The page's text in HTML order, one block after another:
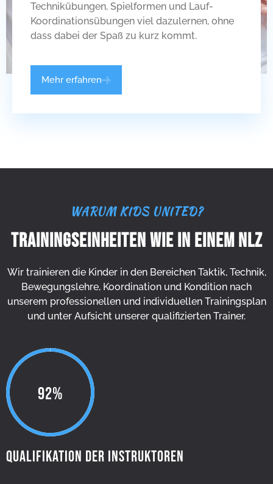
Technikübungen, Spielformen und Lauf-
Koordinationsübungen viel dazulernen, ohne
dass dabei der Spaß zu kurz kommt.
Mehr erfahren
WARUM KIDS UNITED?
Trainingseinheiten wie in einem NLZ
Wir trainieren die Kinder in den Bereichen Taktik, Technik,
Bewegungslehre, Koordination und Kondition nach
unserem professionellen und individuellen Trainingsplan
und unter Aufsicht unserer qualifizierten Trainer.
100%
Qualifikation der Instruktoren